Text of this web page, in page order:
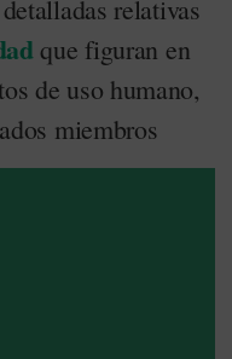
relativas
que figuran en
de uso humano,
miembros